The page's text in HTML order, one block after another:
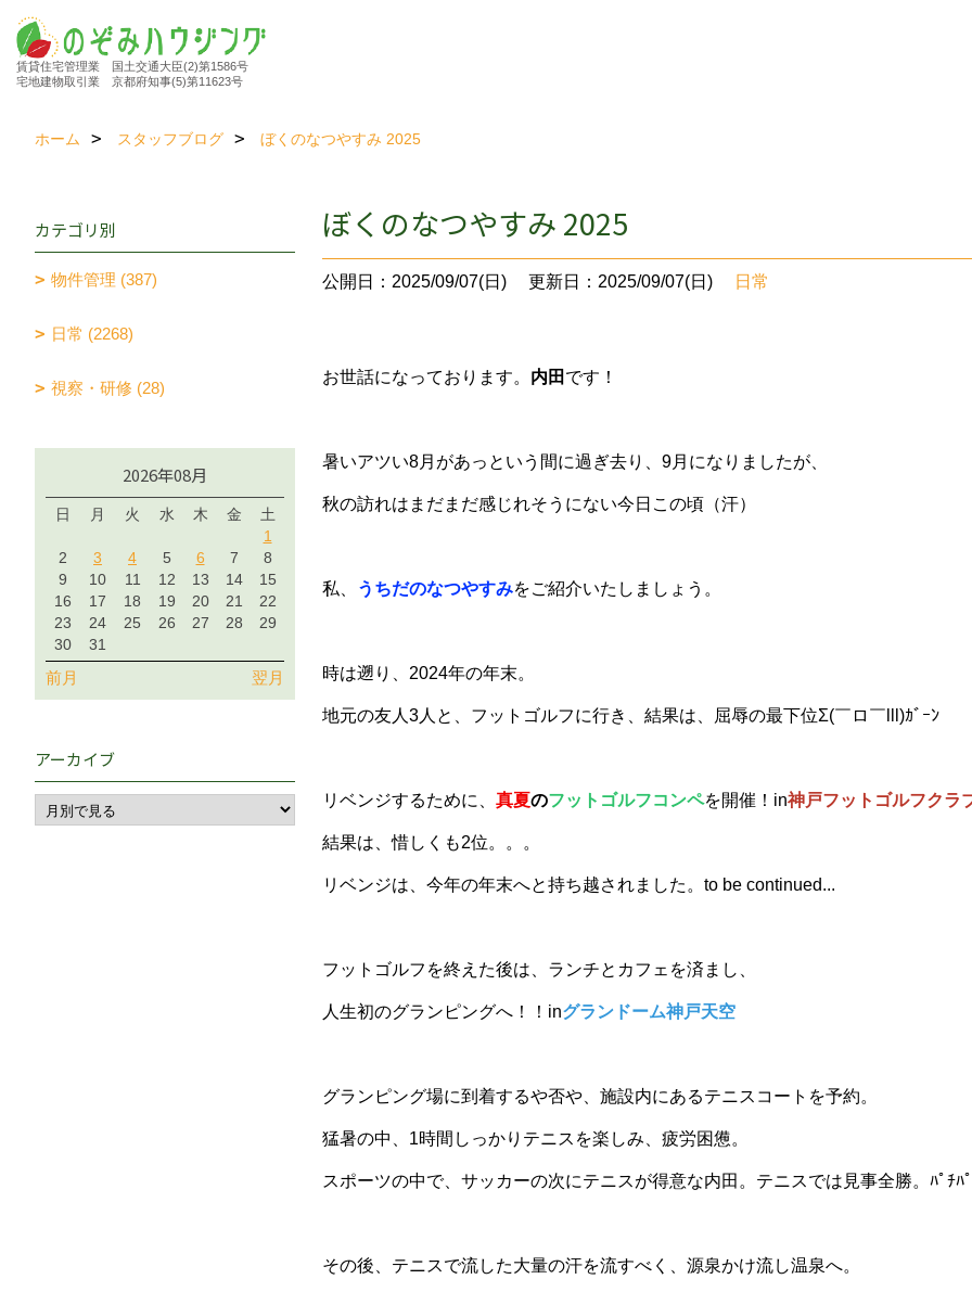
賃貸住宅管理業 国土交通大臣(2)第1586号
宅地建物取引業 京都府知事(5)第11623号
ホーム スタッフブログ ぼくのなつやすみ 2025
ぼくのなつやすみ 2025
公開日：2025/09/07(日) 更新日：2025/09/07(日) 日常
お世話になっております。 内田 です！
暑いアツい8月があっという間に過ぎ去り、9月になりましたが、
秋の訪れはまだまだ感じれそうにない今日この頃（汗）
私、 うちだのなつやすみをご紹介いたしましょう。
時は遡り、2024年の年末。
地元の友人3人と、フットゴルフに行き、結果は、屈辱の最下位Σ(￣ロ￣lll)ｶﾞｰﾝ
リベンジするために、 真夏のフットゴルフコンペを開催！in神戸フットゴルフクラ
結果は、惜しくも2位。。。
リベンジは、今年の年末へと持ち越されました。to be continued...
フットゴルフを終えた後は、ランチとカフェを済まし、
人生初のグランピングへ！！inグランドーム神戸天空
グランピング場に到着するや否や、施設内にあるテニスコートを予約。
猛暑の中、1時間しっかりテニスを楽しみ、疲労困憊。
スポーツの中で、サッカーの次にテニスが得意な内田。テニスでは見事全勝。ﾊﾟﾁﾊ
その後、テニスで流した大量の汗を流すべく、源泉かけ流し温泉へ。
カテゴリ別
物件管理 (387)
日常 (2268)
視察・研修 (28)
2026年08月
日 月 火 水 木 金
土
1
2
3 4 5 6 7
8
9
10 11 12 13 14
15
16
17 18 19 20 21
22
23
24 25 26 27 28
29
30
31
前月 翌月
アーカイブ